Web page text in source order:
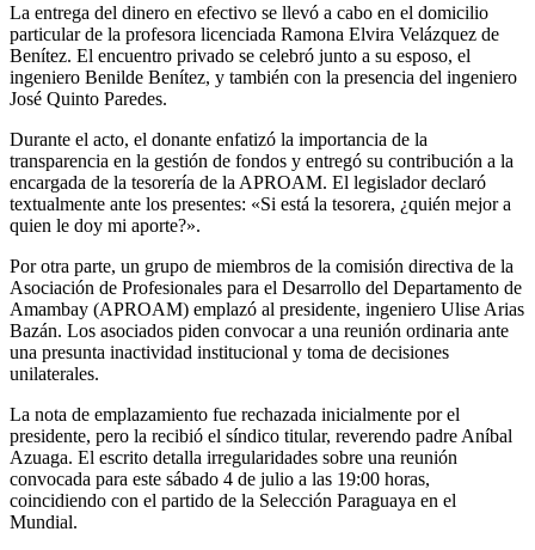
La entrega del dinero en efectivo se llevó a cabo en el domicilio
particular de la profesora licenciada Ramona Elvira Velázquez de
Benítez. El encuentro privado se celebró junto a su esposo, el
ingeniero Benilde Benítez, y también con la presencia del ingeniero
José Quinto Paredes.
Durante el acto, el donante enfatizó la importancia de la
transparencia en la gestión de fondos y entregó su contribución a la
encargada de la tesorería de la APROAM. El legislador declaró
textualmente ante los presentes: «Si está la tesorera, ¿quién mejor a
quien le doy mi aporte?».
Por otra parte, un grupo de miembros de la comisión directiva de la
Asociación de Profesionales para el Desarrollo del Departamento de
Amambay (APROAM) emplazó al presidente, ingeniero Ulise Arias
Bazán. Los asociados piden convocar a una reunión ordinaria ante
una presunta inactividad institucional y toma de decisiones
unilaterales.
La nota de emplazamiento fue rechazada inicialmente por el
presidente, pero la recibió el síndico titular, reverendo padre Aníbal
Azuaga. El escrito detalla irregularidades sobre una reunión
convocada para este sábado 4 de julio a las 19:00 horas,
coincidiendo con el partido de la Selección Paraguaya en el
Mundial.